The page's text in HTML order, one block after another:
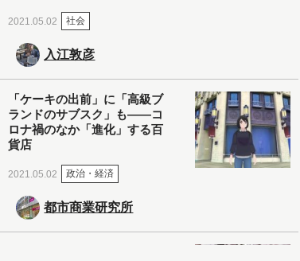
2021.05.02 社会
入江敦彦
「ケーキの出前」に「高級ブ
ランドのサブスク」も――コ
ロナ禍のなか「進化」する百
貨店
2021.05.02 政治・経済
都市商業研究所